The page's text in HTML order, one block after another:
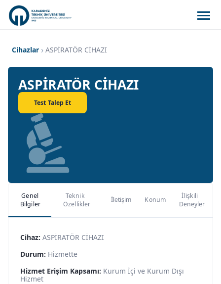
Cihazlar ASPİRATÖR CİHAZI
ASPİRATÖR CİHAZI
Test Talep Et
Genel
Bilgiler
Teknik
Özellikler
İletişim Konum
İlişkili
Deneyler
Cihaz: ASPİRATÖR CİHAZI
Durum: Hizmette
Hizmet Erişim Kapsamı: Kurum İçi ve Kurum Dışı
Hizmet